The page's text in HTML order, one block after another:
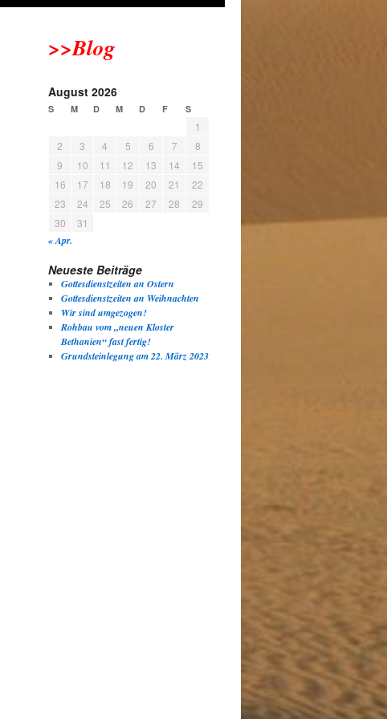
>>Blog
August 2026
S M D M D F S
1
2
3 4 5 6 7
8
9
10 11 12 13 14
15
16
17 18 19 20 21
22
23
24 25 26 27 28
29
30
31
« Apr.
Neueste Beiträge
Gottesdienstzeiten an Ostern
Gottesdienstzeiten an Weihnachten
Wir sind umgezogen!
Rohbau vom „neuen Kloster
Bethanien“ fast fertig!
Grundsteinlegung am 22. März 2023